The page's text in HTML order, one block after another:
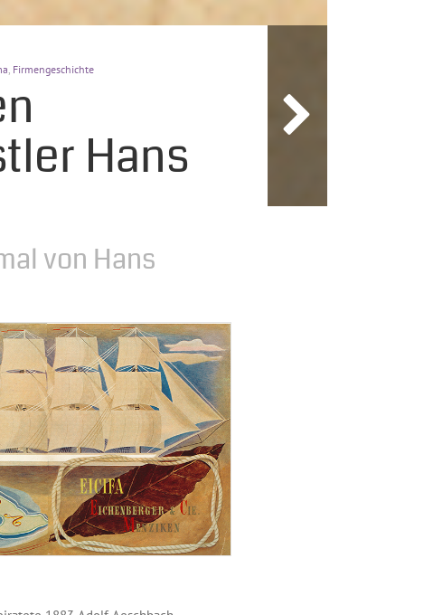
, Firmengeschichte
Hans
von Hans